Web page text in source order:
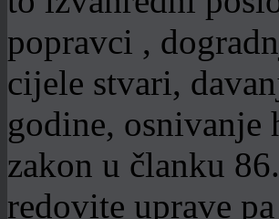
popravci ,
cijele stvari,
godine,
zakon u članku
redovite uprave